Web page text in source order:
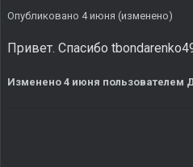
Опубликовано 4 июня (изменено)
Привет. Спасибо
Изменено 4 июня пользователем